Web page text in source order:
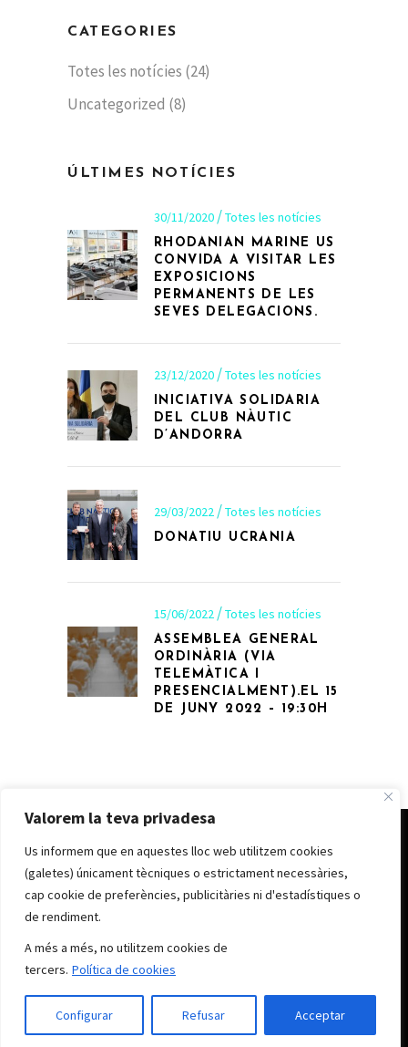
Valorem la teva privadesa
Us informem que en aquestes lloc web utilitzem cookies
(galetes) únicament tècniques o estrictament necessàries,
cap cookie de preferències, publicitàries ni d'estadístiques o
de rendiment.
A més a més, no utilitzem cookies de
tercers. Política de cookies
Configurar Refusar Acceptar
CATEGORIES
Totes les notícies (24)
Uncategorized (8)
ÚLTIMES NOTÍCIES
30/11/2020 Totes les notícies
RHODANIAN MARINE US
CONVIDA A VISITAR LES
EXPOSICIONS
PERMANENTS DE LES
SEVES DELEGACIONS.
23/12/2020 Totes les notícies
INICIATIVA SOLIDARIA
DEL CLUB NÀUTIC
D’ANDORRA
29/03/2022 Totes les notícies
DONATIU UCRANIA
15/06/2022 Totes les notícies
ASSEMBLEA GENERAL
ORDINÀRIA (VIA
TELEMÀTICA I
PRESENCIALMENT).EL 15
DE JUNY 2022 – 19:30H
© CLUB NÀUTIC D’ANDORRA 2022
Avís legal|Política de cookes|Política de
privacitat
(+376) 869 125